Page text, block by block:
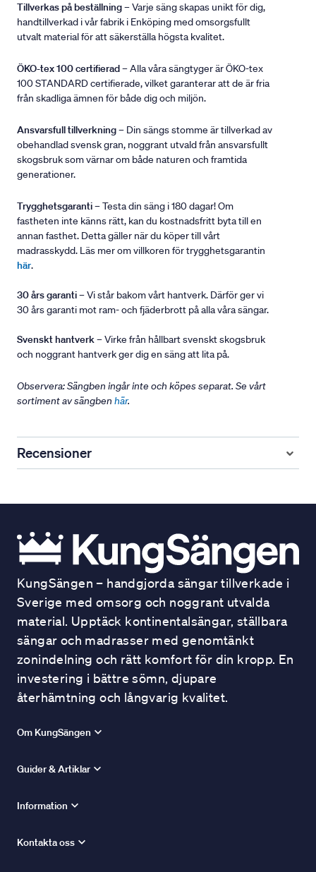
Tillverkas på beställning– Varje säng skapas unikt för dig,
handtillverkad i vår fabrik i Enköping med omsorgsfullt
utvalt material för att säkerställa högsta kvalitet.
ÖKO-tex 100 certifierad– Alla våra sängtyger är ÖKO-tex
100 STANDARD certifierade, vilket garanterar att de är fria
från skadliga ämnen för både dig och miljön.
Ansvarsfull tillverkning– Din sängs stomme är tillverkad av
obehandlad svensk gran, noggrant utvald från ansvarsfullt
skogsbruk som värnar om både naturen och framtida
generationer.
Trygghetsgaranti– Testa din säng i 180 dagar! Om
fastheten inte känns rätt, kan du kostnadsfritt byta till en
annan fasthet. Detta gäller när du köper till vårt
madrasskydd. Läs mer om villkoren för trygghetsgarantin
här.
30 års garanti– Vi står bakom vårt hantverk. Därför ger vi
30 års garanti mot ram- och fjäderbrott på alla våra sängar.
Svenskt hantverk– Virke från hållbart svenskt skogsbruk
och noggrant hantverk ger dig en säng att lita på.
Observera: Sängben ingår inte och köpes separat. Se vårt
sortiment av sängben här.
Recensioner
KungSängen – handgjorda sängar tillverkade i
Sverige med omsorg och noggrant utvalda
material. Upptäck kontinentalsängar, ställbara
sängar och madrasser med genomtänkt
zonindelning och rätt komfort för din kropp. En
investering i bättre sömn, djupare
återhämtning och långvarig kvalitet.
Om KungSängen
Guider & Artiklar
Information
Kontakta oss